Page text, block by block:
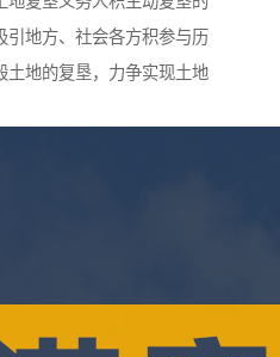
引地方、社会各方积参与历
土地的复垦，力争实现土地